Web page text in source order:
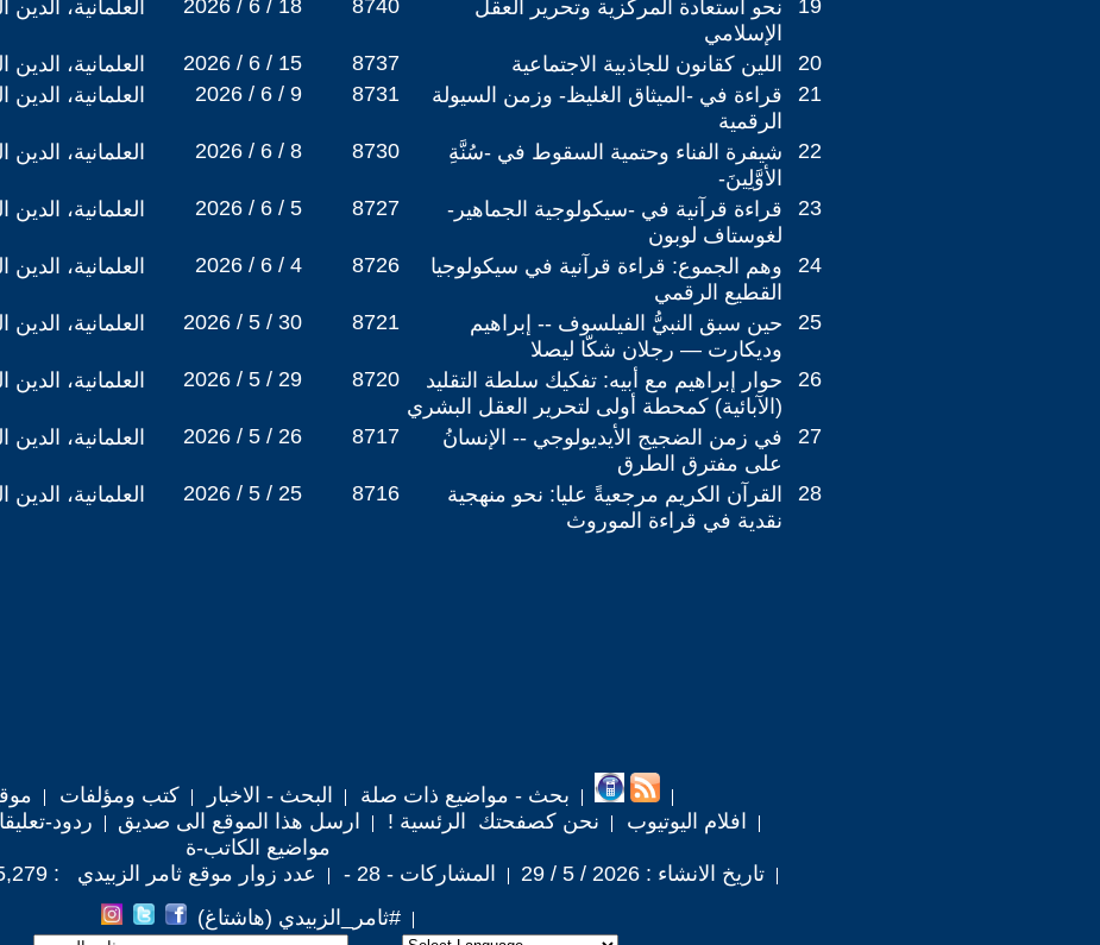
العلمانية، 2026 / 6 / 18 8740
نحو استعادة المركزية وتحرير العقل
الإسلامي
19
العلمانية، 2026 / 6 / 15 8737 اللين كقانون للجاذبية الاجتماعية
20
العلمانية،
2026 / 6 / 9 8731
قراءة في -الميثاق الغليظ- وزمن السيولة
الرقمية
21
العلمانية، 2026 / 6 / 8 8730
شيفرة الفناء وحتمية السقوط في -سُنَّةِ
الأوَّلِينَ-
22
العلمانية، 2026 / 6 / 5 8727
قراءة قرآنية في -سيكولوجية الجماهير-
لغوستاف لوبون
23
العلمانية، 2026 / 6 / 4 8726
وهم الجموع: قراءة قرآنية في سيكولوجيا
القطيع الرقمي
24
العلمانية، 2026 / 5 / 30 8721
حين سبق النبيُّ الفيلسوف -- إبراهيم
وديكارت — رجلان شكّا ليصلا
25
العلمانية، 2026 / 5 / 29 8720
حوار إبراهيم مع أبيه: تفكيك سلطة التقليد
(الآبائية) كمحطة أولى لتحرير العقل البشري
26
العلمانية، 2026 / 5 / 26 8717
في زمن الضجيج الأيديولوجي -- الإنسانُ
على مفترق الطرق
27
العلمانية، 2026 / 5 / 25 8716
القرآن الكريم مرجعيةً عليا: نحو منهجية
نقدية في قراءة الموروث
28
بحث - مواضيع ذات صلة البحث - الاخبار كتب ومؤلفات
افلام اليوتيوب
نحن كصفحتك الرئسية ! ارسل هذا الموقع الى صديق ردود-
مواضيع الكاتب-ة
تاريخ الانشاء : 2026 / 5 / 29
المشاركات - 28 - عدد زوار موقع ثامر الزبيدي : 35,279
#ثامر_الزبيدي (هاشتاغ)